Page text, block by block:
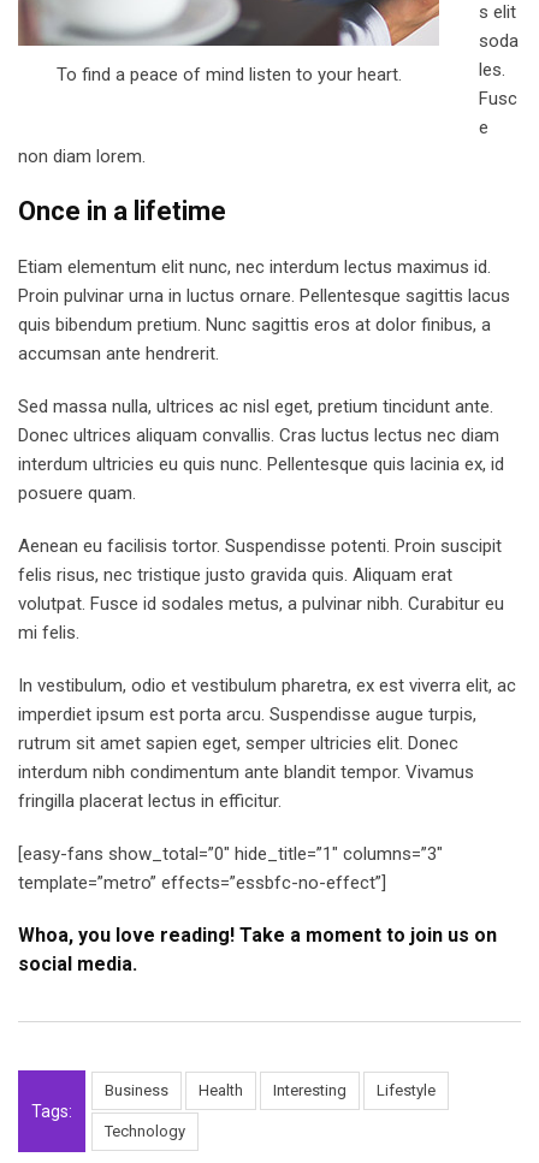
To find a peace of mind listen to your heart.
s elit
soda
les.
Fusc
e
non diam lorem.
Once in a lifetime
Etiam elementum elit nunc, nec interdum lectus maximus id.
Proin pulvinar urna in luctus ornare. Pellentesque sagittis lacus
quis bibendum pretium. Nunc sagittis eros at dolor finibus, a
accumsan ante hendrerit.
Sed massa nulla, ultrices ac nisl eget, pretium tincidunt ante.
Donec ultrices aliquam convallis. Cras luctus lectus nec diam
interdum ultricies eu quis nunc. Pellentesque quis lacinia ex, id
posuere quam.
Aenean eu facilisis tortor. Suspendisse potenti. Proin suscipit
felis risus, nec tristique justo gravida quis. Aliquam erat
volutpat. Fusce id sodales metus, a pulvinar nibh. Curabitur eu
mi felis.
In vestibulum, odio et vestibulum pharetra, ex est viverra elit, ac
imperdiet ipsum est porta arcu. Suspendisse augue turpis,
rutrum sit amet sapien eget, semper ultricies elit. Donec
interdum nibh condimentum ante blandit tempor. Vivamus
fringilla placerat lectus in efficitur.
[easy-fans show_total=”0″ hide_title=”1″ columns=”3″
template=”metro” effects=”essbfc-no-effect”]
Whoa, you love reading! Take a moment to join us on
social media.
Tags:
Business Health Interesting Lifestyle
Technology